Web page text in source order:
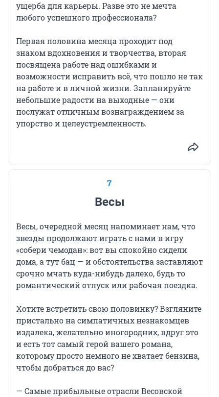
ущерба для карьеры. Разве это не мечта
любого успешного профессионала?
Первая половина месяца проходит под
знаком вдохновения и творчества, вторая
посвящена работе над ошибками и
возможности исправить всё, что пошло не так
на работе и в личной жизни. Запланируйте
небольшие радости на выходные — они
послужат отличным вознаграждением за
упорство и целеустремленность.
7
Весы
Весы, очередной месяц напоминает нам, что
звезды продолжают играть с нами в игру
«собери чемодан»: вот вы спокойно сидели
дома, а тут бац — и обстоятельства заставляют
срочно мчать куда-нибудь далеко, будь то
романтический отпуск или рабочая поездка.
Хотите встретить свою половинку? Взгляните
пристально на симпатичных незнакомцев
издалека, желательно иногородних, вдруг это
и есть тот самый герой вашего романа,
которому просто немного не хватает бензина,
чтобы добраться до вас?
— Самые прибыльные отрасли Весовской